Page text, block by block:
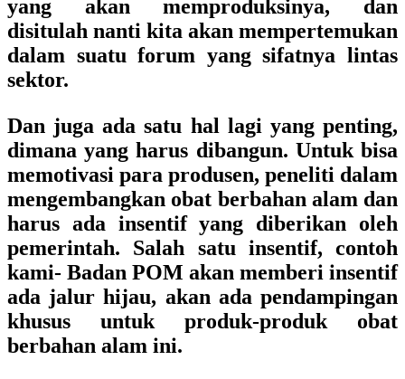
yang akan memproduksinya, dan
disitulah nanti kita akan mempertemukan
dalam suatu forum yang sifatnya lintas
sektor.
Dan juga ada satu hal lagi yang penting,
dimana yang harus dibangun. Untuk bisa
memotivasi para produsen, peneliti dalam
mengembangkan obat berbahan alam dan
harus ada insentif yang diberikan oleh
pemerintah. Salah satu insentif, contoh
kami- Badan POM akan memberi insentif
ada jalur hijau, akan ada pendampingan
khusus untuk produk-produk obat
berbahan alam ini.